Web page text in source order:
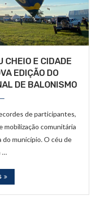
CHEIO E CIDADE
EDIÇÃO DO
DE BALONISMO
de participantes,
mobilização comunitária
município. O céu de
…